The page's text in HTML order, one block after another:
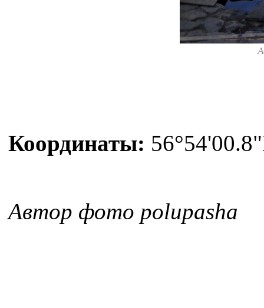
Координаты:
Автор фото polupasha